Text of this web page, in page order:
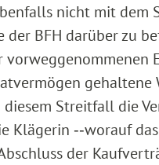
nicht mit dem
BFH darüber zu
gehaltene
Streitfall die
Klägerin ‑‑worauf
der